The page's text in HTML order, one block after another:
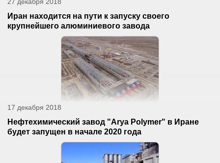
Иран находится на пути к запуску своего
крупнейшего алюминиевого завода
17 декабря 2018
Нефтехимический завод "Arya Polymer" в Иране
будет запущен в начале 2020 года